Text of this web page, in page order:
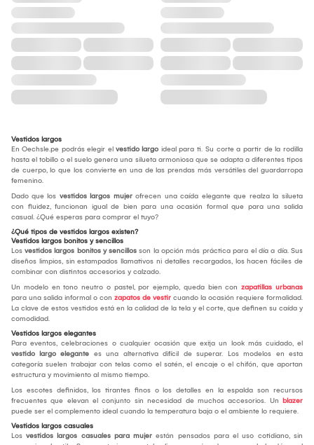
Vestidos largos
En Oechsle.pe podrás elegir el vestido largo ideal para ti. Su corte a partir de la rodilla
hasta el tobillo o el suelo genera una silueta armoniosa que se adapta a diferentes tipos
de cuerpo, lo que los convierte en una de las prendas más versátiles del guardarropa
femenino.
Dado que los vestidos largos mujer ofrecen una caída elegante que realza la silueta
con fluidez, funcionan igual de bien para una ocasión formal que para una salida
casual. ¿Qué esperas para comprar el tuyo?
¿Qué tipos de vestidos largos existen?
Vestidos largos bonitos y sencillos
Los vestidos largos bonitos y sencillos son la opción más práctica para el día a día. Sus
diseños limpios, sin estampados llamativos ni detalles recargados, los hacen fáciles de
combinar con distintos accesorios y calzado.
Un modelo en tono neutro o pastel, por ejemplo, queda bien con zapatillas urbanas
para una salida informal o con zapatos de vestir cuando la ocasión requiere formalidad.
La clave de estos vestidos está en la calidad de la tela y el corte, que definen su caída y
comodidad.
Vestidos largos elegantes
Para eventos, celebraciones o cualquier ocasión que exija un look más cuidado, el
vestido largo elegante es una alternativa difícil de superar. Los modelos en esta
categoría suelen trabajar con telas como el satén, el encaje o el chifón, que aportan
estructura y movimiento al mismo tiempo.
Los escotes definidos, los tirantes finos o los detalles en la espalda son recursos
frecuentes que elevan el conjunto sin necesidad de muchos accesorios. Un blazer
puede ser el complemento ideal cuando la temperatura baja o el ambiente lo requiere.
Vestidos largos casuales
Los vestidos largos casuales para mujer están pensados para el uso cotidiano, sin